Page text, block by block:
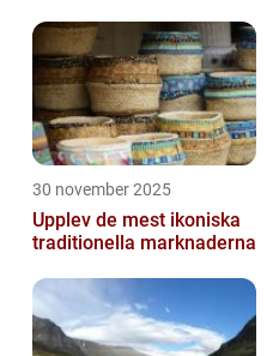
30 november 2025
Upplev de mest ikoniska
traditionella marknaderna